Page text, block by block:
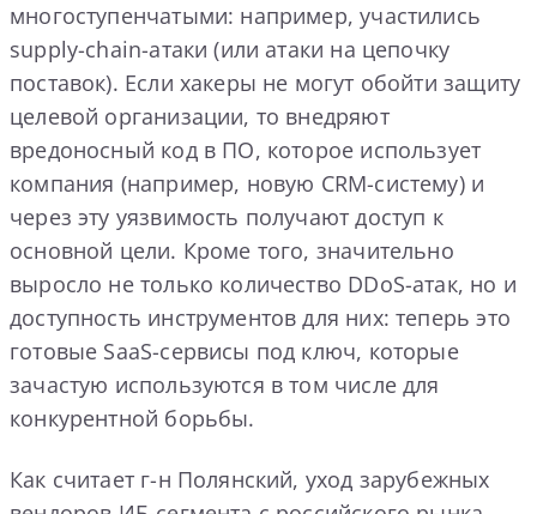
многоступенчатыми: например, участились
supply-chain-атаки (или атаки на цепочку
поставок). Если хакеры не могут обойти защиту
целевой организации, то внедряют
вредоносный код в ПО, которое использует
компания (например, новую CRM-систему) и
через эту уязвимость получают доступ к
основной цели. Кроме того, значительно
выросло не только количество DDoS-атак, но и
доступность инструментов для них: теперь это
готовые SaaS-сервисы под ключ, которые
зачастую используются в том числе для
конкурентной борьбы.
Как считает г-н Полянский, уход зарубежных